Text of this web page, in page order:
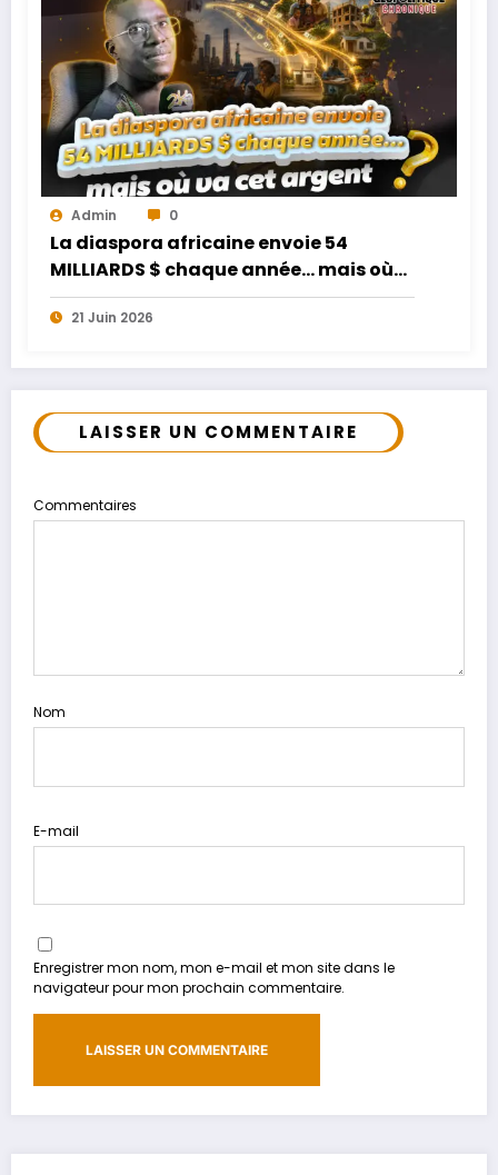
Admin 0
La diaspora africaine envoie 54
MILLIARDS $ chaque année… mais où
va cet argent ?
21 Juin 2026
LAISSER UN COMMENTAIRE
Commentaires
Nom
E-mail
Enregistrer mon nom, mon e-mail et mon site dans le
navigateur pour mon prochain commentaire.